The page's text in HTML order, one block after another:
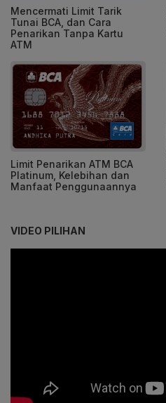
Mencermati Limit Tarik
Tunai BCA, dan Cara
Penarikan Tanpa Kartu
ATM
Limit Penarikan ATM BCA
Platinum, Kelebihan dan
Manfaat Penggunaannya
VIDEO PILIHAN